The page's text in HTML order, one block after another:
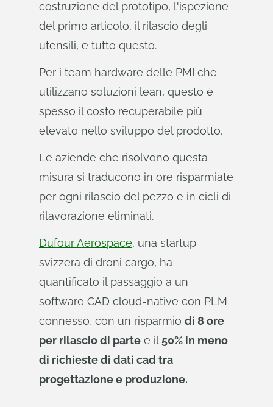
costruzione del prototipo, l'ispezione
del primo articolo, il rilascio degli
utensili, e tutto questo.
Per i team hardware delle PMI che
utilizzano soluzioni lean, questo è
spesso il costo recuperabile più
elevato nello sviluppo del prodotto.
Le aziende che risolvono questa
misura si traducono in ore risparmiate
per ogni rilascio del pezzo e in cicli di
rilavorazione eliminati.
Dufour Aerospace, una startup
svizzera di droni cargo, ha
quantificato il passaggio a un
software CAD cloud-native con PLM
connesso, con un risparmio di 8 ore
per rilascio di parte e il 50% in meno
di richieste di dati cad tra
progettazione e produzione.